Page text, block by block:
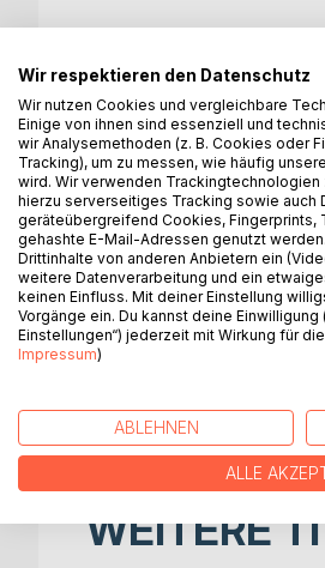
BESCHREIBUNG
Die verwunschenen
vorlesen für Kinder von
Im Urwald von
Pflanzenfloß ins Meer
bis zu den Galapagos-
und der anstrengende
Spielerisch erfahren
WEITERE
Wir respektieren den Datenschutz
Wir nutzen Cookies und vergleichbare
Einige von ihnen sind essenziell und
wir Analysemethoden (z. B. Cookies oder
Tracking), um zu messen, wie häufig
wird. Wir verwenden
hierzu serverseitiges Tracking sowie auch
geräteübergreifend Cookies, Fingerprints,
gehashte E-Mail-Adressen genutzt
Drittinhalte von anderen Anbietern ein
weitere Datenverarbeitung und ein
keinen Einfluss. Mit deiner Einstellung
Vorgänge ein. Du kannst deine Einwilligung
Einstellungen“) jederzeit mit Wirkung für
Impressum)
ABLEHNEN
ALLE